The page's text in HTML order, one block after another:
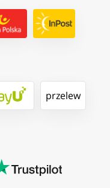
przelew